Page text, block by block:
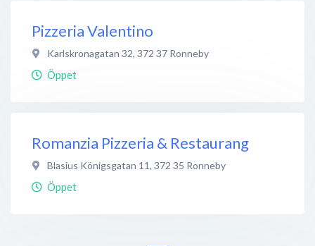
Pizzeria Valentino
Karlskronagatan 32, 372 37 Ronneby
Öppet
Romanzia Pizzeria & Restaurang
Blasius Königsgatan 11, 372 35 Ronneby
Öppet